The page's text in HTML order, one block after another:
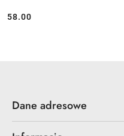
Cena:
58.00
Dane adresowe